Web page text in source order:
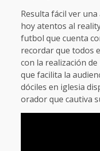
Resulta fácil ver una
hoy atentos al
futbol que cuenta
recordar que todos
con la realización
que facilita la
dóciles en iglesia
orador que cautiva